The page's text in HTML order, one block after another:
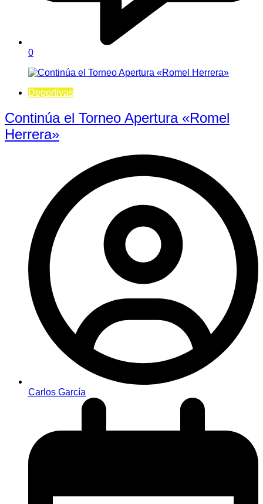
0
Deportivas
Continúa el Torneo Apertura «Romel
Herrera»
Carlos García